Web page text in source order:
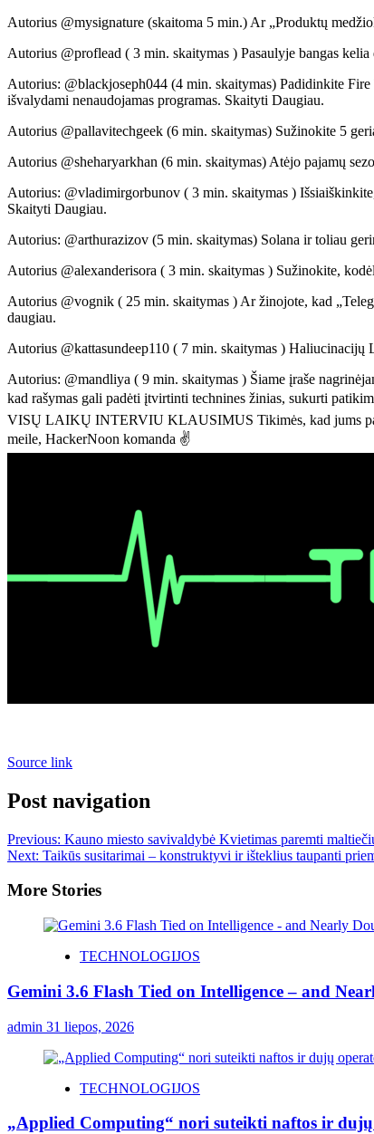
Autorius @mysignature (skaitoma 5 min.) Ar „Produktų
Autorius @proflead ( 3 min. skaitymas ) Pasaulyje bangas
Autorius: @blackjoseph044 (4 min. skaitymas) Padidinkite
išvalydami nenaudojamas programas. Skaityti Daugiau.
Autorius @pallavitechgeek (6 min. skaitymas) Sužinokite 5
Autorius @sheharyarkhan (6 min. skaitymas) Atėjo pajamų
Autorius: @vladimirgorbunov ( 3 min. skaitymas )
Skaityti Daugiau.
Autorius: @arthurazizov (5 min. skaitymas) Solana ir toliau
Autorius @alexanderisora ​​( 3 min. skaitymas ) Sužinokite,
Autorius @vognik ( 25 min. skaitymas ) Ar žinojote, kad
daugiau.
Autorius @kattasundeep110 ( 7 min. skaitymas )
Autorius: @mandliya ( 9 min. skaitymas ) Šiame įraše
kad rašymas gali padėti įtvirtinti technines žinias, sukurti
VISŲ LAIKŲ INTERVIU KLAUSIMUS Tikimės, kad jums
meile, HackerNoon komanda ✌️
Source link
Post navigation
Previous: Kauno miesto savivaldybė Kvietimas paremti
Next: Taikūs susitarimai – konstruktyvi ir išteklius taupanti
More Stories
TECHNOLOGIJOS
Gemini 3.6 Flash Tied on Intelligence – and
admin 31 liepos, 2026
TECHNOLOGIJOS
„Applied Computing“ nori suteikti naftos ir